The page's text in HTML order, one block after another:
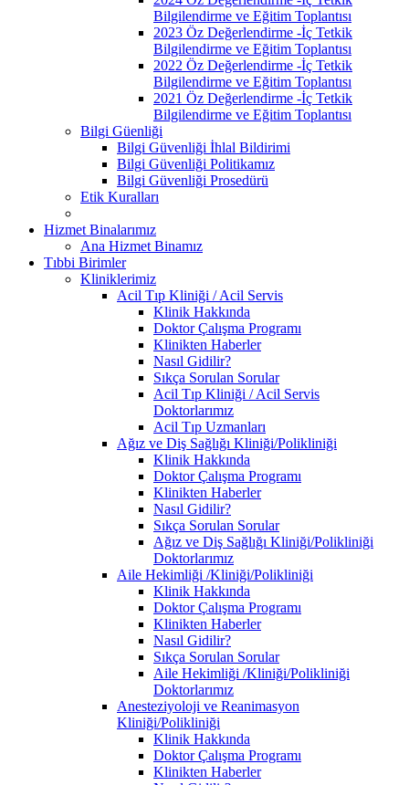
Bilgilendirme ve Eğitim Toplantısı
2023 Öz Değerlendirme -İç Tetkik
Bilgilendirme ve Eğitim Toplantısı
2022 Öz Değerlendirme -İç Tetkik
Bilgilendirme ve Eğitim Toplantısı
2021 Öz Değerlendirme -İç Tetkik
Bilgilendirme ve Eğitim Toplantısı
Bilgi Güenliği
Bilgi Güvenliği İhlal Bildirimi
Bilgi Güvenliği Politikamız
Bilgi Güvenliği Prosedürü
Etik Kuralları
Hizmet Binalarımız
Ana Hizmet Binamız
Tıbbi Birimler
Kliniklerimiz
Acil Tıp Kliniği / Acil Servis
Klinik Hakkında
Doktor Çalışma Programı
Klinikten Haberler
Nasıl Gidilir?
Sıkça Sorulan Sorular
Acil Tıp Kliniği / Acil Servis
Doktorlarımız
Acil Tıp Uzmanları
Ağız ve Diş Sağlığı Kliniği/Polikliniği
Klinik Hakkında
Doktor Çalışma Programı
Klinikten Haberler
Nasıl Gidilir?
Sıkça Sorulan Sorular
Ağız ve Diş Sağlığı Kliniği/Polikliniği
Doktorlarımız
Aile Hekimliği /Kliniği/Polikliniği
Klinik Hakkında
Doktor Çalışma Programı
Klinikten Haberler
Nasıl Gidilir?
Sıkça Sorulan Sorular
Aile Hekimliği /Kliniği/Polikliniği
Doktorlarımız
Anesteziyoloji ve Reanimasyon
Kliniği/Polikliniği
Klinik Hakkında
Doktor Çalışma Programı
Klinikten Haberler